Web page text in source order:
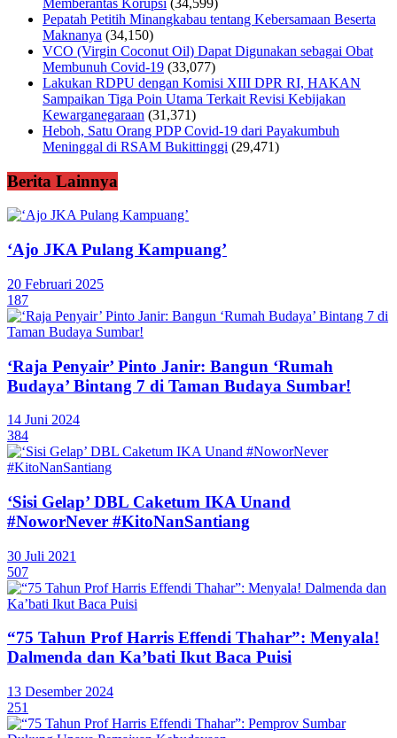
Memberantas Korupsi (34,599)
Pepatah Petitih Minangkabau tentang Kebersamaan Beserta
Maknanya (34,150)
VCO (Virgin Coconut Oil) Dapat Digunakan sebagai Obat
Membunuh Covid-19 (33,077)
Lakukan RDPU dengan Komisi XIII DPR RI, HAKAN
Sampaikan Tiga Poin Utama Terkait Revisi Kebijakan
Kewarganegaraan (31,371)
Heboh, Satu Orang PDP Covid-19 dari Payakumbuh
Meninggal di RSAM Bukittinggi (29,471)
Berita Lainnya
‘Ajo JKA Pulang Kampuang’
20 Februari 2025
187
‘Raja Penyair’ Pinto Janir: Bangun ‘Rumah
Budaya’ Bintang 7 di Taman Budaya Sumbar!
14 Juni 2024
384
‘Sisi Gelap’ DBL Caketum IKA Unand
#NoworNever #KitoNanSantiang
30 Juli 2021
507
“75 Tahun Prof Harris Effendi Thahar”: Menyala!
Dalmenda dan Ka’bati Ikut Baca Puisi
13 Desember 2024
251